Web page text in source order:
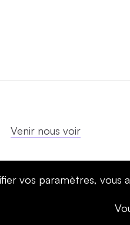
Venir nous voir
vos paramètres,